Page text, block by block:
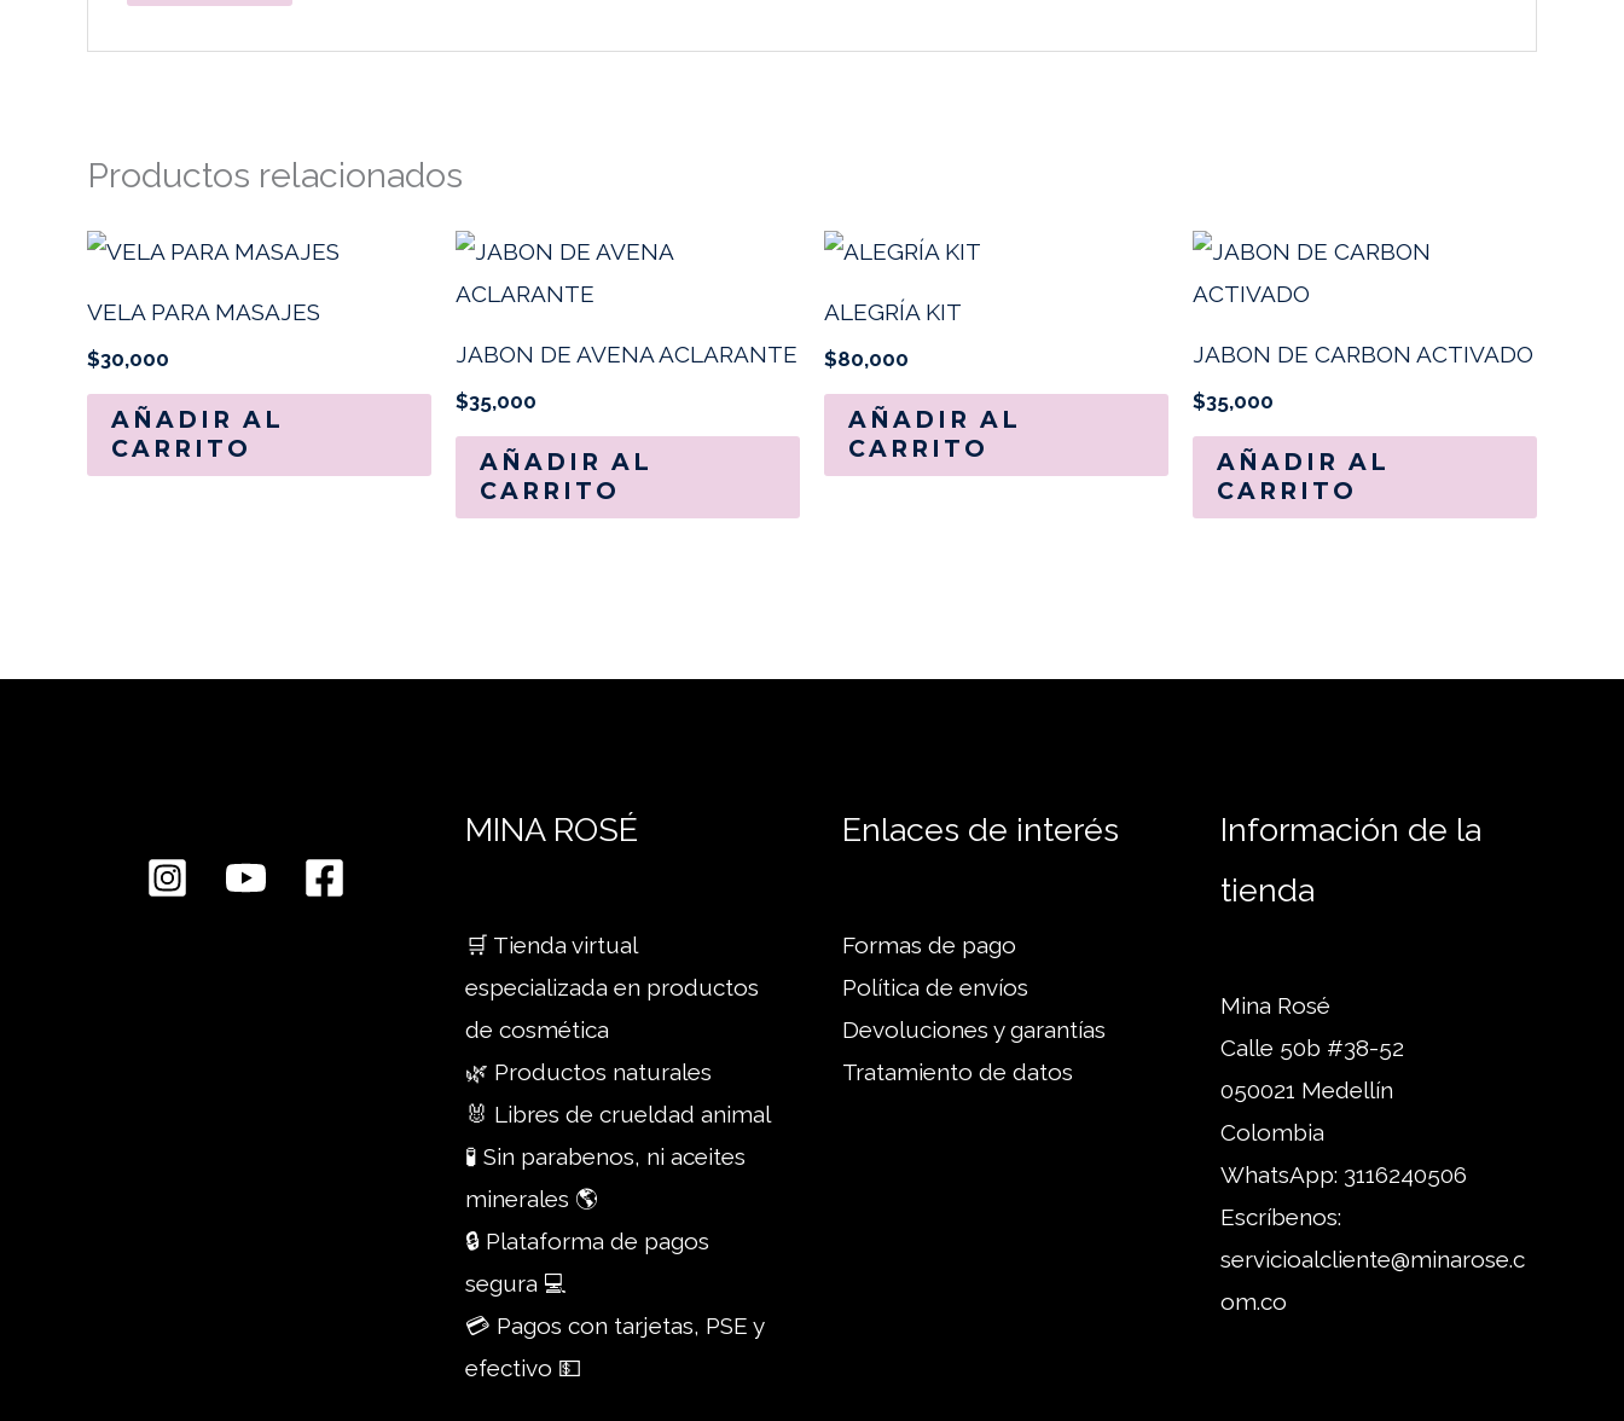
Productos relacionados
VELA PARA MASAJES
$30,000
AÑADIR AL
CARRITO
JABON DE AVENA ACLARANTE
$35,000
AÑADIR AL
CARRITO
ALEGRÍA KIT
$80,000
AÑADIR AL
CARRITO
JABON DE CARBON ACTIVADO
$35,000
AÑADIR AL
CARRITO
MINA ROSÉ
🛒 Tienda virtual
especializada en productos
de cosmética
🌿 Productos naturales
🐰 Libres de crueldad animal
🧪 Sin parabenos, ni aceites
minerales 🌎
🔒 Plataforma de pagos
segura 💻
💳 Pagos con tarjetas, PSE y
efectivo 💵
Enlaces de interés
Formas de pago
Política de envíos
Devoluciones y garantías
Tratamiento de datos
Información de la
tienda
Mina Rosé
Calle 50b #38-52
050021 Medellín
Colombia
WhatsApp: 3116240506
Escríbenos:
servicioalcliente@minarose.c
om.co